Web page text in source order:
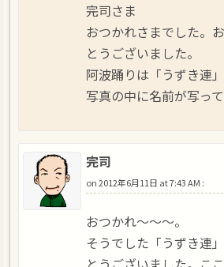
完司さま
おつかれさまでした。
とうございました。
阿波踊りは「うずき連
写真の中に名前が写って
完司
on2012年6月11日 at 7:43 AM :
おつかれ～～～。
そうでした「うずき連